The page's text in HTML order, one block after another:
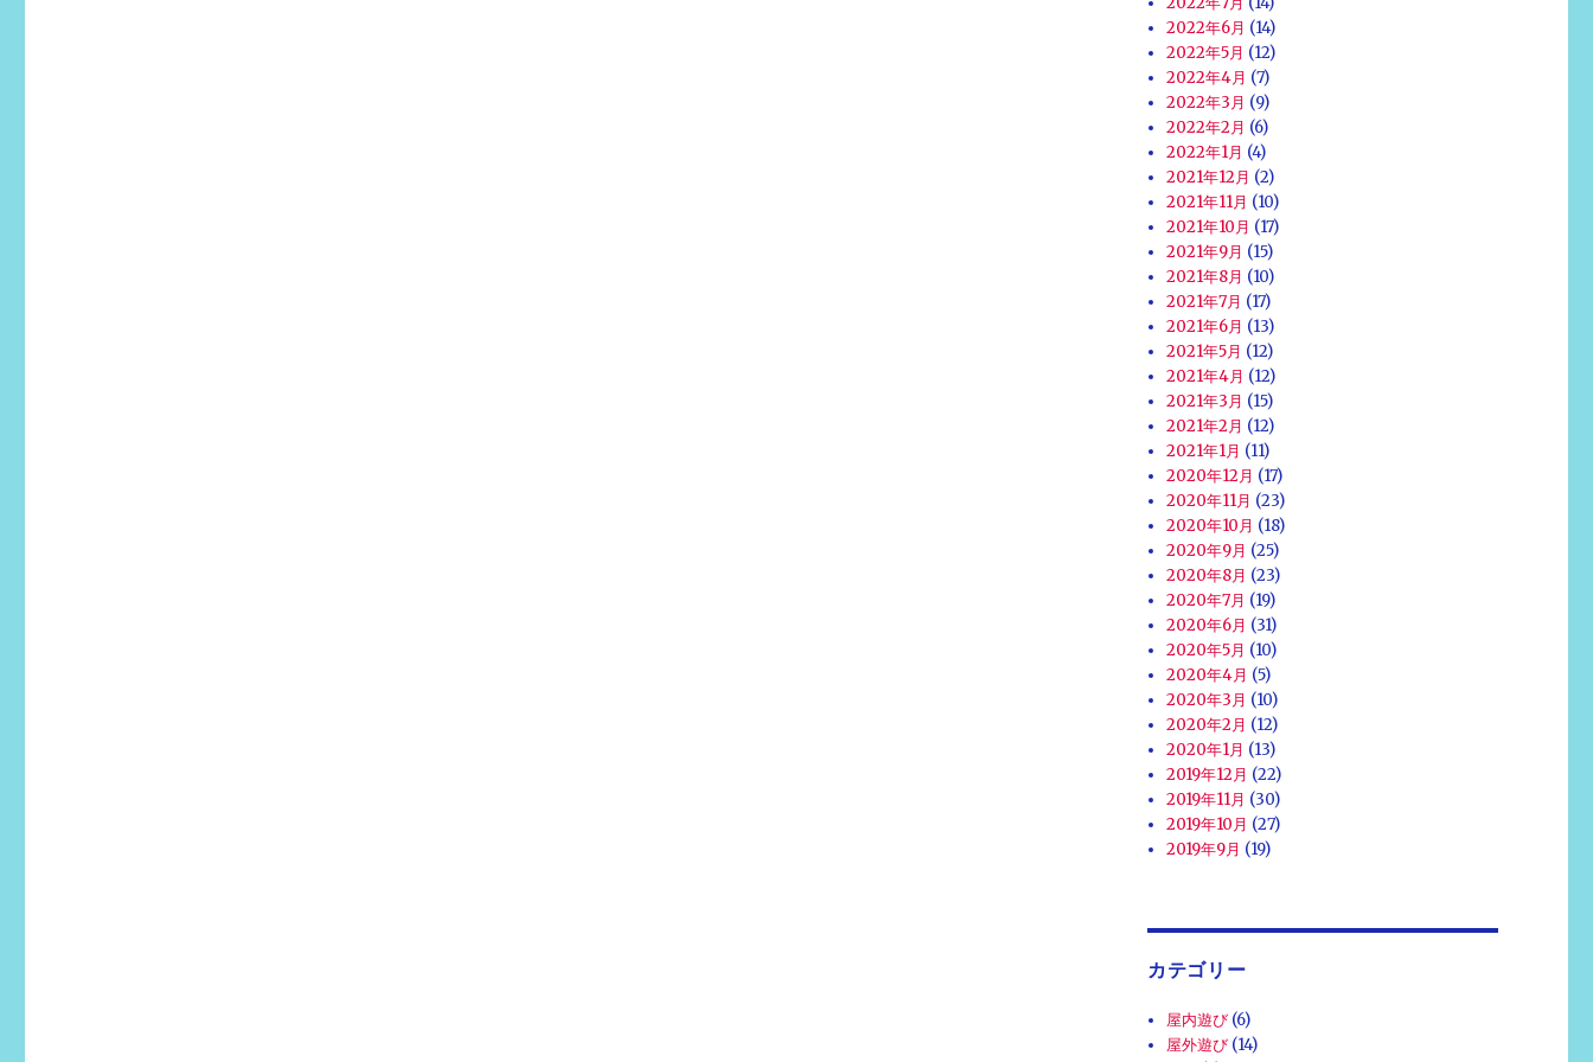
2022年6月 (14)
2022年5月 (12)
2022年4月 (7)
2022年3月 (9)
2022年2月 (6)
2022年1月 (4)
2021年12月 (2)
2021年11月 (10)
2021年10月 (17)
2021年9月 (15)
2021年8月 (10)
2021年7月 (17)
2021年6月 (13)
2021年5月 (12)
2021年4月 (12)
2021年3月 (15)
2021年2月 (12)
2021年1月 (11)
2020年12月 (17)
2020年11月 (23)
2020年10月 (18)
2020年9月 (25)
2020年8月 (23)
2020年7月 (19)
2020年6月 (31)
2020年5月 (10)
2020年4月 (5)
2020年3月 (10)
2020年2月 (12)
2020年1月 (13)
2019年12月 (22)
2019年11月 (30)
2019年10月 (27)
2019年9月 (19)
カテゴリー
屋内遊び (6)
屋外遊び (14)